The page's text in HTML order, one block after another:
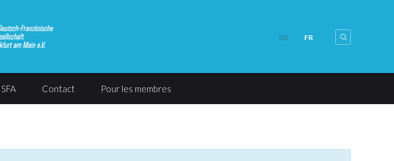
DE FR
SFA Contact Pour les membres